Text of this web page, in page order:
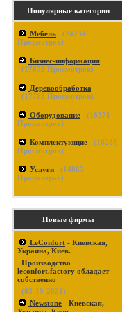
Популярные категории
Мебель (24234
Просмотров)
Бизнес-информация
(17873 Просмотров)
Деревообработка
(17763 Просмотров)
Оборудование (16371
Просмотров)
Комплектующие (16288
Просмотров)
Услуги (14865
Просмотров)
Новые фирмы
LeConfort - Киевская,
Украина, Киев.
Производство
leconfort.factory обладает
собственно
(03-19-2021)
Newstone - Киевская,